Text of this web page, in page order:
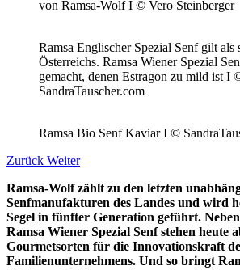
von Ramsa-Wolf I © Vero Steinberger
Ramsa Englischer Spezial Senf gilt als
Österreichs. Ramsa Wiener Spezial
gemacht, denen Estragon zu mild ist I
SandraTauscher.com
Ramsa Bio Senf Kaviar I ©
Zurück Weiter
Ramsa-Wolf zählt zu den letzten
Senfmanufakturen des Landes und wird
Segel in fünfter Generation geführt.
Ramsa Wiener Spezial Senf stehen heute
Gourmetsorten für die Innovationskraft
Familienunternehmens. Und so bringt